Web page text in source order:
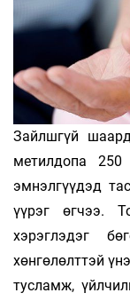
Зайлшгүй
метилдопа
эмнэлгүүдэд
үүрэг өгчээ.
хэрэглэдэг
хөнгөлөлттэй
тусламж,